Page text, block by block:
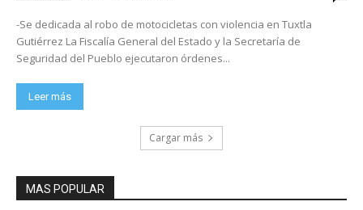
-Se dedicada al robo de motocicletas con violencia en Tuxtla
Gutiérrez La Fiscalía General del Estado y la Secretaría de
Seguridad del Pueblo ejecutaron órdenes...
Leer más
Cargar más
MAS POPULAR